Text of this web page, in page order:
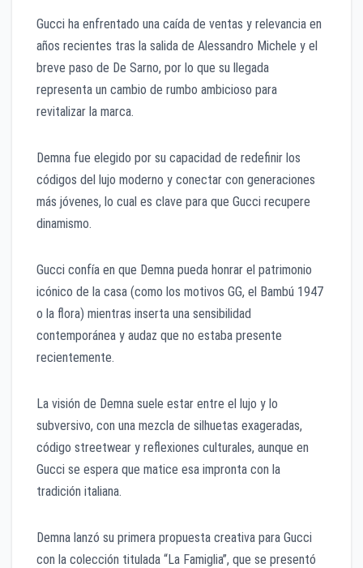
Gucci ha enfrentado una caída de ventas y relevancia en
años recientes tras la salida de Alessandro Michele y el
breve paso de De Sarno, por lo que su llegada
representa un cambio de rumbo ambicioso para
revitalizar la marca.
Demna fue elegido por su capacidad de redefinir los
códigos del lujo moderno y conectar con generaciones
más jóvenes, lo cual es clave para que Gucci recupere
dinamismo.
Gucci confía en que Demna pueda honrar el patrimonio
icónico de la casa (como los motivos GG, el Bambú 1947
o la flora) mientras inserta una sensibilidad
contemporánea y audaz que no estaba presente
recientemente.
La visión de Demna suele estar entre el lujo y lo
subversivo, con una mezcla de silhuetas exageradas,
código streetwear y reflexiones culturales, aunque en
Gucci se espera que matice esa impronta con la
tradición italiana.
Demna lanzó su primera propuesta creativa para Gucci
con la colección titulada “La Famiglia”, que se presentó